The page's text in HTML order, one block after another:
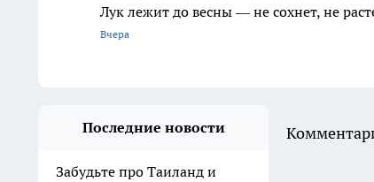
Лук лежит до весны — не сохнет, не
Вчера
Последние новости
Забудьте про Таиланд и